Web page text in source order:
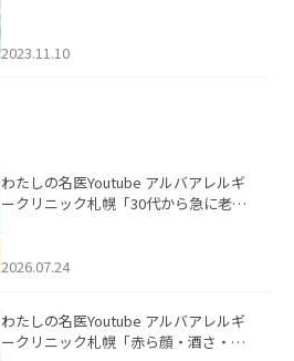
2023.11.10
わたしの名医Youtube アルバアレルギ
ークリニック札幌「30代から急に老け
た。
2026.07.24
わたしの名医Youtube アルバアレルギ
ークリニック札幌「赤ら顔・酒さ・ニ